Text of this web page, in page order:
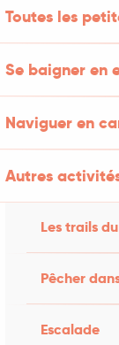
Toutes les
Se baigner en
Naviguer en
Autres
Les trails
Pêcher
Escalade
forêt ? »
cette
sur la
qui
actuels